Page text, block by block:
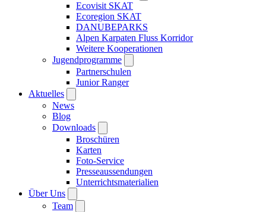
Ecovisit SKAT
Ecoregion SKAT
DANUBEPARKS
Alpen Karpaten Fluss Korridor
Weitere Kooperationen
Jugendprogramme
Partnerschulen
Junior Ranger
Aktuelles
News
Blog
Downloads
Broschüren
Karten
Foto-Service
Presseaussendungen
Unterrichtsmaterialien
Über Uns
Team